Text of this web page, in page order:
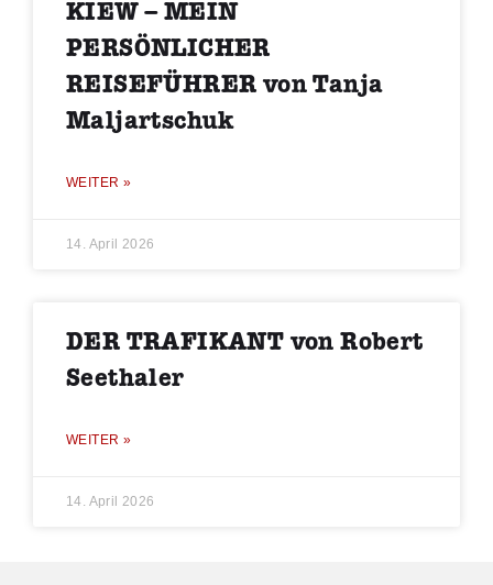
KIEW – MEIN
PERSÖNLICHER
REISEFÜHRER von Tanja
Maljartschuk
WEITER »
14. April 2026
DER TRAFIKANT von Robert
Seethaler
WEITER »
14. April 2026